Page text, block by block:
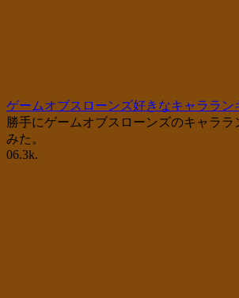
ゲームオブスローンズ好きなキャララン
勝手にゲームオブスローンズのキャララ
みた。
06.3k.